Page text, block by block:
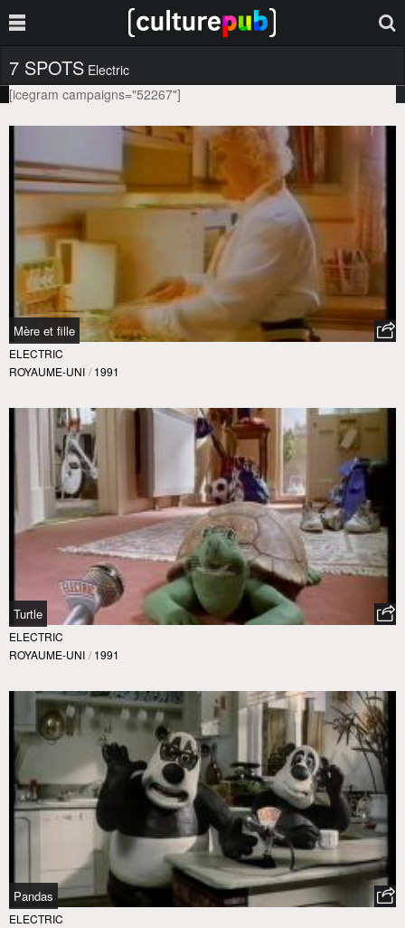
7 SPOTS Electric
[icegram campaigns="52267"]
Mère et fille
ELECTRIC
ROYAUME-UNI / 1991
Turtle
ELECTRIC
ROYAUME-UNI / 1991
Pandas
ELECTRIC